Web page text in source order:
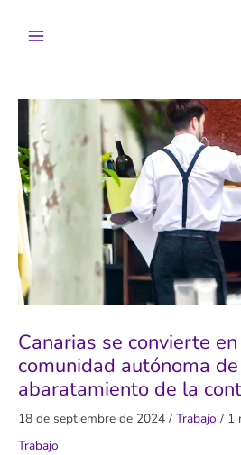
Canarias se convierte
comunidad autónoma
abaratamiento de la
18 de septiembre de 2024 / Trabajo / 1
Trabajo